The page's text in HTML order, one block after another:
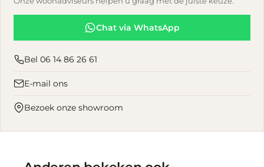
Chat via WhatsApp
Bel 06 14 86 26 61
E-mail ons
Bezoek onze showroom